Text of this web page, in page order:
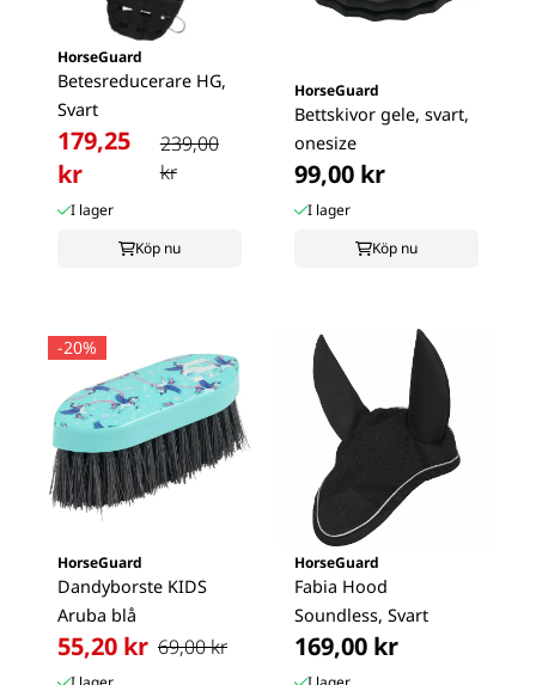
HorseGuard
Betesreducerare HG,
Svart
179,25
kr
239,00
kr
I lager
Köp nu
HorseGuard
Bettskivor gele, svart,
onesize
99,00 kr
I lager
Köp nu
-20%
HorseGuard
Dandyborste KIDS
Aruba blå
55,20 kr 69,00 kr
HorseGuard
Fabia Hood
Soundless, Svart
169,00 kr